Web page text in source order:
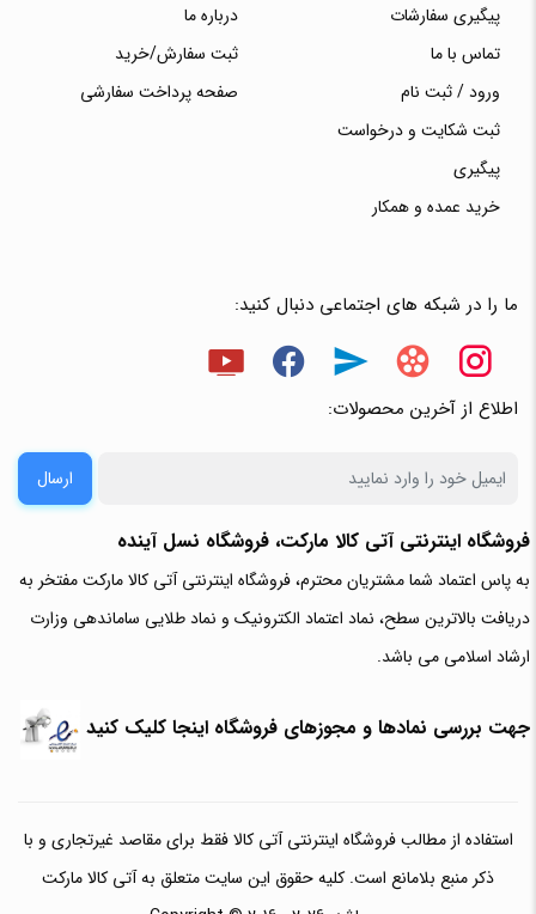
پیگیری سفارشات
تماس با ما
ورود / ثبت نام
ثبت شکایت و درخواست
پیگیری
خرید عمده و همکار
درباره ما
ثبت سفارش/خرید
صفحه پرداخت سفارشی
ما را در شبکه های اجتماعی دنبال کنید:
اطلاع از آخرین محصولات:
ارسال
فروشگاه اینترنتی آتی‌ کالا مارکت، فروشگاه نسل آینده
به پاس اعتماد شما مشتریان محترم، فروشگاه اینترنتی آتی کالا مارکت مفتخر به
دریافت بالاترین سطح، نماد اعتماد الکترونیک و نماد طلایی ساماندهی وزارت
ارشاد اسلامی می باشد.
جهت بررسی نمادها و مجوزهای فروشگاه اینجا کلیک کنید
استفاده از مطالب فروشگاه اینترنتی آتی کالا فقط برای مقاصد غیرتجاری و با
ذکر منبع بلامانع است. کلیه حقوق این سایت متعلق به آتی کالا مارکت